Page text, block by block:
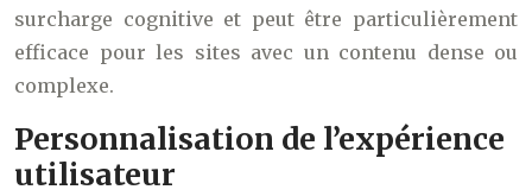
surcharge cognitive et peut être particulièrement
efficace pour les sites avec un contenu dense ou
complexe.
Personnalisation de l’expérience
utilisateur